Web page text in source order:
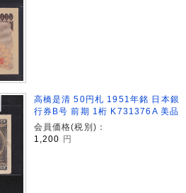
高橋是清 50円札 1951年銘 日本銀
行券B号 前期 1桁 K731376A 美品
会員価格(税別)：
1,200 円